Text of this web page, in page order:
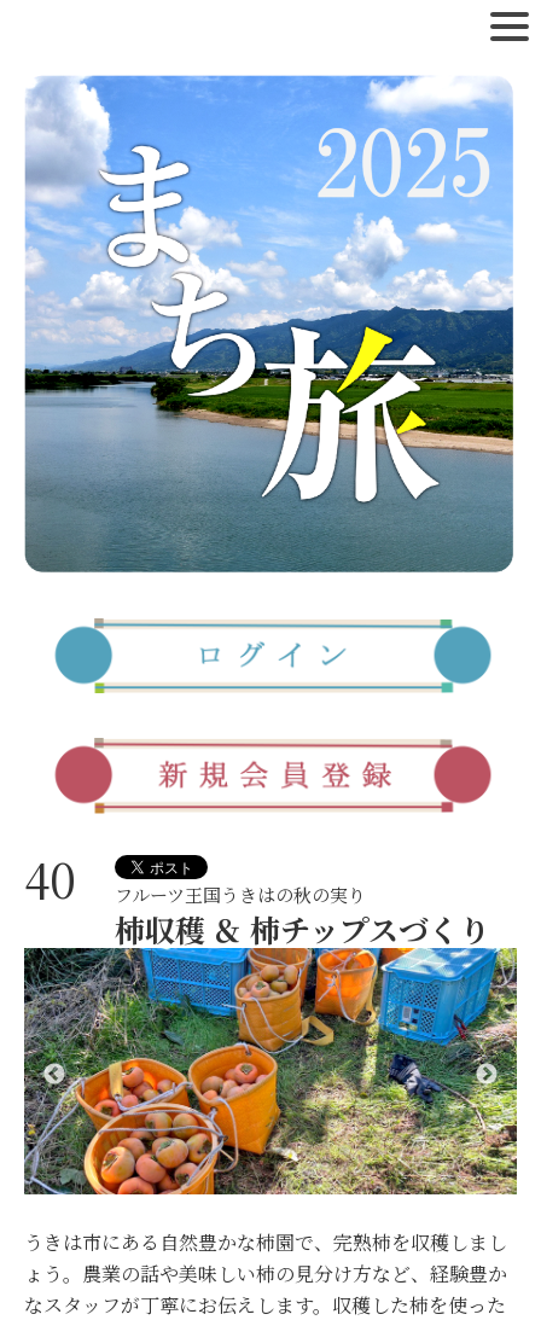
40 フルーツ王国うきはの秋の実り
柿収穫 ＆ 柿チップスづくり
うきは市にある自然豊かな柿園で、完熟柿を収穫しまし
ょう。農業の話や美味しい柿の見分け方など、経験豊か
なスタッフが丁寧にお伝えします。収穫した柿を使った